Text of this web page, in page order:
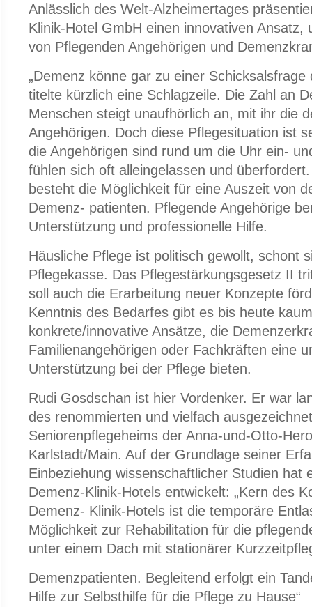
Anlässlich des Welt-Alzheimertages
Klinik-Hotel GmbH einen innovativen Ansatz,
von Pflegenden Angehörigen und
„Demenz könne gar zu einer Schicksalsfrage
titelte kürzlich eine Schlagzeile. Die Zahl an
Menschen steigt unaufhörlich an, mit ihr die
Angehörigen. Doch diese Pflegesituation ist
die Angehörigen sind rund um die Uhr ein-
fühlen sich oft alleingelassen und
besteht die Möglichkeit für eine Auszeit von
Demenz- patienten. Pflegende Angehörige
Unterstützung und professionelle Hilfe.
Häusliche Pflege ist politisch gewollt, schont
Pflegekasse. Das Pflegestärkungsgesetz II
soll auch die Erarbeitung neuer Konzepte
Kenntnis des Bedarfes gibt es bis heute kaum
konkrete/innovative Ansätze, die
Familienangehörigen oder Fachkräften eine
Unterstützung bei der Pflege bieten.
Rudi Gosdschan ist hier Vordenker. Er war
des renommierten und vielfach
Seniorenpflegeheims der Anna-und-Otto-
Karlstadt/Main. Auf der Grundlage seiner
Einbeziehung wissenschaftlicher Studien hat
Demenz-Klinik-Hotels entwickelt: „Kern des
Demenz- Klinik-Hotels ist die temporäre
Möglichkeit zur Rehabilitation für die
unter einem Dach mit stationärer
Demenzpatienten. Begleitend erfolgt ein
Hilfe zur Selbsthilfe für die Pflege zu Hause“